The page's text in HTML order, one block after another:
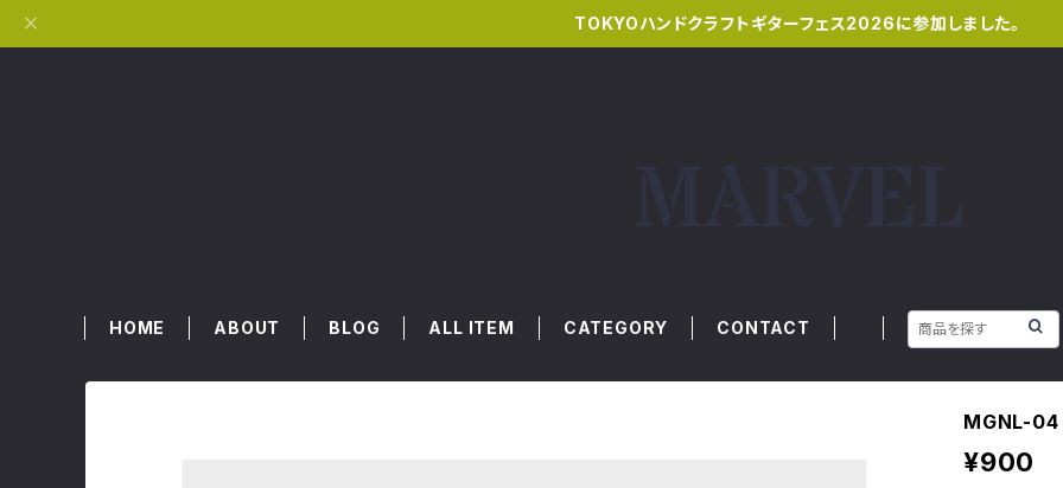
TOKYOハンドクラフトギターフェス2026に参加しました。
HOME ABOUT BLOG ALL ITEM CATEGORY CONTACT
MGNL-04
¥900